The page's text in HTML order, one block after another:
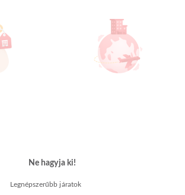
Ne hagyja ki!
Legnépszerűbb járatok